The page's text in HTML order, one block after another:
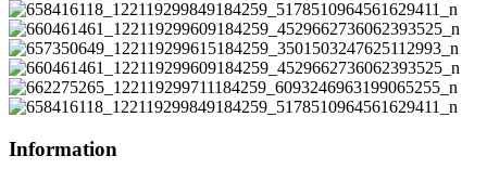
Information